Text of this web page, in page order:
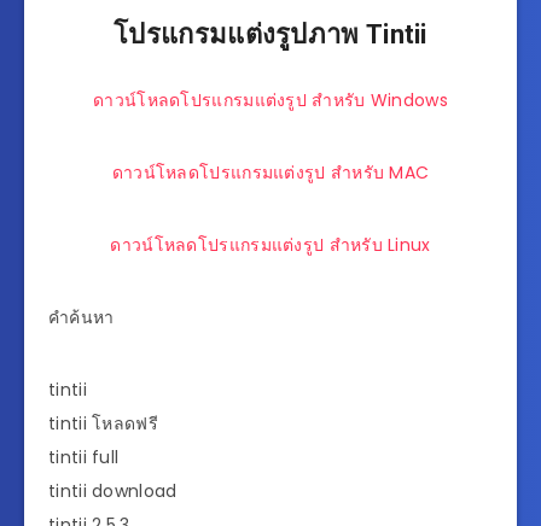
โปรแกรมแต่งรูปภาพ Tintii
ดาวน์โหลดโปรแกรมแต่งรูป สำหรับ Windows
ดาวน์โหลดโปรแกรมแต่งรูป สำหรับ MAC
ดาวน์โหลดโปรแกรมแต่งรูป สำหรับ Linux
คำค้นหา
tintii
tintii โหลดฟรี
tintii full
tintii download